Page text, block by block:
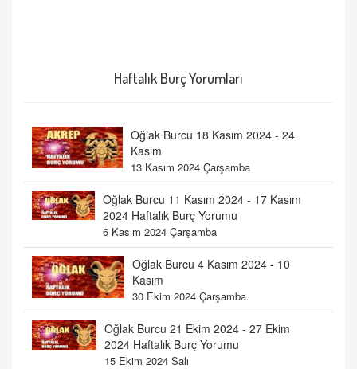
Haftalık Burç Yorumları
Oğlak Burcu 18 Kasım 2024 - 24
Kasım
13 Kasım 2024 Çarşamba
Oğlak Burcu 11 Kasım 2024 - 17 Kasım
2024 Haftalık Burç Yorumu
6 Kasım 2024 Çarşamba
Oğlak Burcu 4 Kasım 2024 - 10
Kasım
30 Ekim 2024 Çarşamba
Oğlak Burcu 21 Ekim 2024 - 27 Ekim
2024 Haftalık Burç Yorumu
15 Ekim 2024 Salı